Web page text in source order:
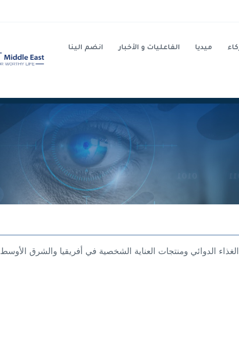
انضم الينا الفاعليات و الأخبار ميديا
الدوائي ومنتجات العناية الشخصية في أفريقيا والشرق الأوسط